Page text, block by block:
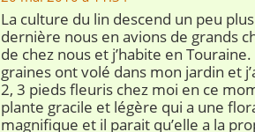
La culture du lin descend un peu
dernière nous en avions de grands
de chez nous et j’habite en
graines ont volé dans mon jardin et
2, 3 pieds fleuris chez moi en ce
plante gracile et légère qui a une
magnifique et il parait qu’elle a la